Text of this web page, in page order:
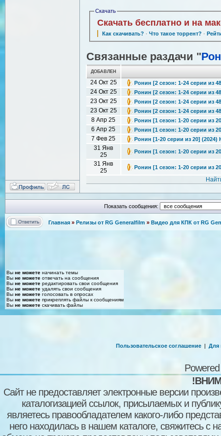
Скачать
Скачать бесплатно и на
Как скачивать? · Что такое торрент? ·
Связанные раздачи "
ДОБАВЛЕН
24 Окт 25 Ронин [2 сезон: 1-24 серии из
24 Окт 25 Ронин [2 сезон: 1-24 серии из
23 Окт 25 Ронин [2 сезон: 1-24 серии из
23 Окт 25 Ронин [2 сезон: 1-24 серии из
8 Апр 25 Ронин [1 сезон: 1-20 серии из
6 Апр 25 Ронин [1 сезон: 1-20 серии из
7 Фев 25 Ронин [1-20 серии из 20] (2024)
31 Янв
25
Ронин [1 сезон: 1-20 серии из
31 Янв
25
Ронин [1 сезон: 1-20 серии из
Показать сообщения:
Главная » Релизы от RG Generalfilm » Видео для КПК от RG
Вы не можете начинать темы
Вы не можете отвечать на сообщения
Вы не можете редактировать свои сообщения
Вы не можете удалять свои сообщения
Вы не можете голосовать в опросах
Вы не можете прикреплять файлы к сообщениям
Вы не можете скачивать файлы
Пользовательское соглашение | Для
Сайт не предоставляет электронные версии
каталогизацией ссылок, присылаемых и
являетесь правообладателем какого-либо
него находилась в нашем каталоге, свяжитесь